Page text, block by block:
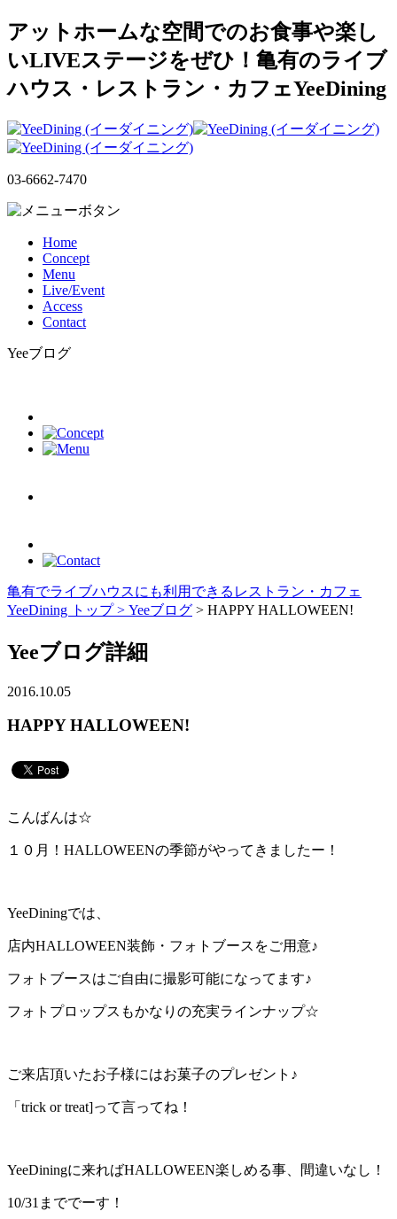
アットホームな空間でのお食事や楽し
いLIVEステージをぜひ！亀有のライブ
ハウス・レストラン・カフェYeeDining
03-6662-7470
Home
Concept
Menu
Live/Event
Access
Contact
Yeeブログ
亀有でライブハウスにも利用できるレストラン・カフェ
YeeDining トップ > Yeeブログ > HAPPY HALLOWEEN!
Yeeブログ詳細
2016.10.05
HAPPY HALLOWEEN!
こんばんは☆
１０月！HALLOWEENの季節がやってきましたー！
YeeDiningでは、
店内HALLOWEEN装飾・フォトブースをご用意♪
フォトブースはご自由に撮影可能になってます♪
フォトプロップスもかなりの充実ラインナップ☆
ご来店頂いたお子様にはお菓子のプレゼント♪
「trick or treat]って言ってね！
YeeDiningに来ればHALLOWEEN楽しめる事、間違いなし！
10/31まででーす！